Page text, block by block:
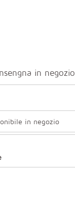
in negozio
in negozio